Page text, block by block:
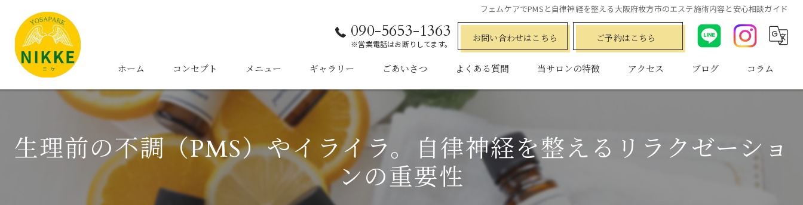
フェムケアでPMSと自律神経を整える大阪府枚方市のエステ施術内容と安心相談ガイド
090-5653-1363
※営業電話はお断りしてます。 お問い合わせはこちら ご予約はこちら
ホーム コンセプト メニュー ギャラリー ごあいさつ よくある質問 当サロンの特徴
水素
プライベートサロン
小顔
アクセス ブログ コラム
生理前の不調（PMS）やイライラ。自律神経を整えるリラクゼーショ
ンの重要性